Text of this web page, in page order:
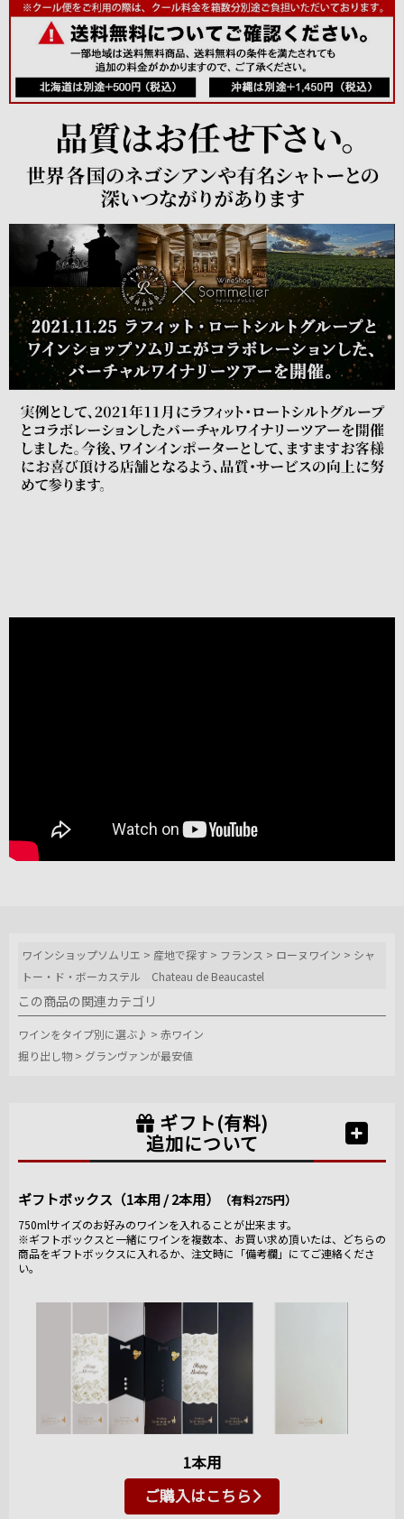
ワインショップソムリエ > 産地で探す > フランス > ローヌワイン > シャ
トー・ド・ボーカステル Chateau de Beaucastel
この商品の関連カテゴリ
ワインをタイプ別に選ぶ♪ > 赤ワイン
掘り出し物 > グランヴァンが最安値
ギフト(有料)
追加について
ギフトボックス（1本用 / 2本用） （有料275円）
750mlサイズのお好みのワインを入れることが出来ます。
※ギフトボックスと一緒にワインを複数本、お買い求め頂いたは、どちらの
商品をギフトボックスに入れるか、注文時に「備考欄」にてご連絡くださ
い。
1本用
ご購入はこちら